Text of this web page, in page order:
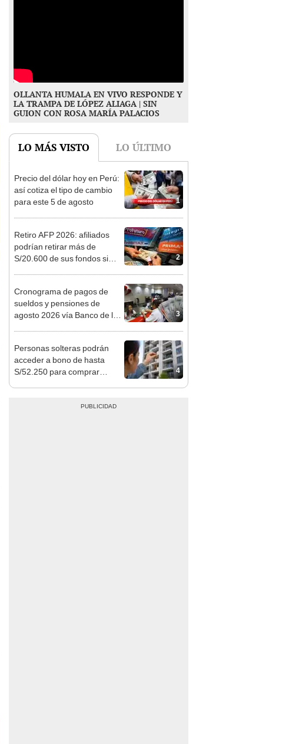
OLLANTA HUMALA EN VIVO RESPONDE Y
LA TRAMPA DE LÓPEZ ALIAGA | SIN
GUION CON ROSA MARÍA PALACIOS
LO MÁS VISTO LO ÚLTIMO
1
Precio del dólar hoy en Perú:
así cotiza el tipo de cambio
para este 5 de agosto
2
Retiro AFP 2026: afiliados
podrían retirar más de
S/20.600 de sus fondos si
3
Cronograma de pagos de
sueldos y pensiones de
agosto 2026 vía Banco de la
4
Personas solteras podrán
acceder a bono de hasta
S/52.250 para comprar